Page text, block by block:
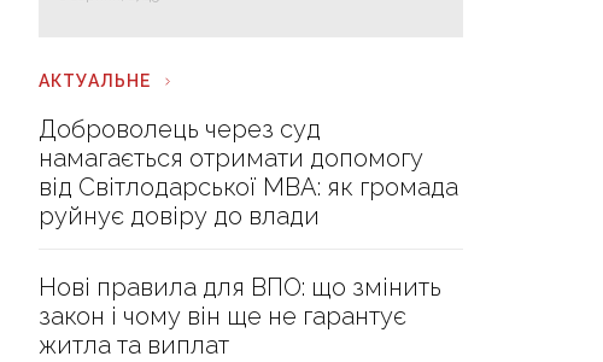
АКТУАЛЬНЕ
Доброволець через суд
намагається отримати допомогу
від Світлодарської МВА: як громада
руйнує довіру до влади
Нові правила для ВПО: що змінить
закон і чому він ще не гарантує
житла та виплат